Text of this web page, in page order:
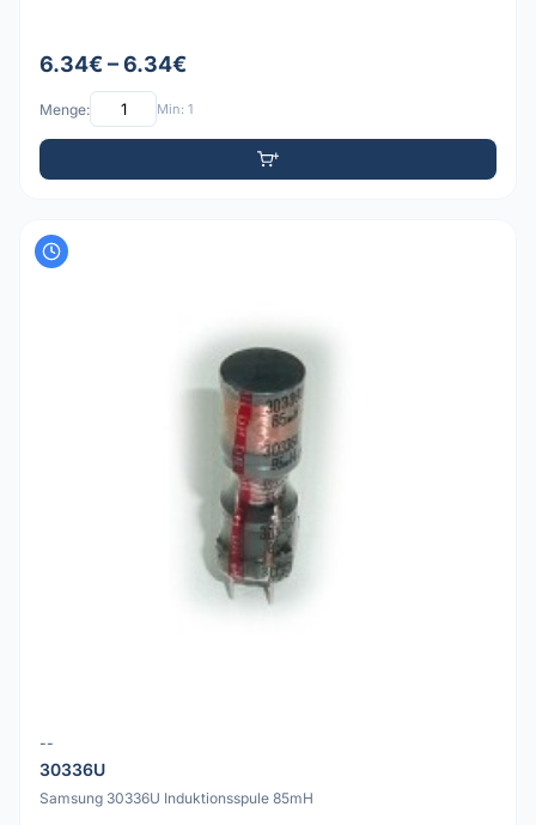
6.34€ – 6.34€
Menge: Min: 1
--
30336U
Samsung 30336U Induktionsspule 85mH